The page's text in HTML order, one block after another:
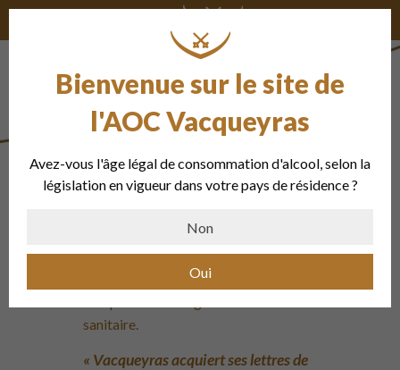
Les 30 ans
COVID-19: Les festivités liées au 30
ans de l’appellation sont annulées
sanitaire.
« Vacqueyras acquiert ses lettres de
Bienvenue sur le site de
l'AOC Vacqueyras
Avez-vous l'âge légal de consommation d'alcool, selon la
législation en vigueur dans votre pays de résidence ?
Non
Oui